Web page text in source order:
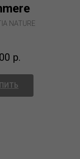
NATURE
р.